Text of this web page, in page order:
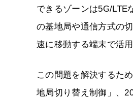
できるゾーンは5G/LTE
の基地局や通信方式の
速に移動する端末で活
この問題を解決するた
地局切り替え制御」、